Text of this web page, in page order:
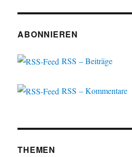
ABONNIEREN
RSS – Beiträge
RSS – Kommentare
THEMEN